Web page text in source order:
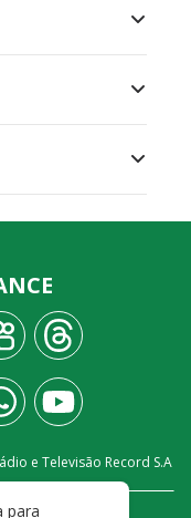
e Televisão Record S.A
para